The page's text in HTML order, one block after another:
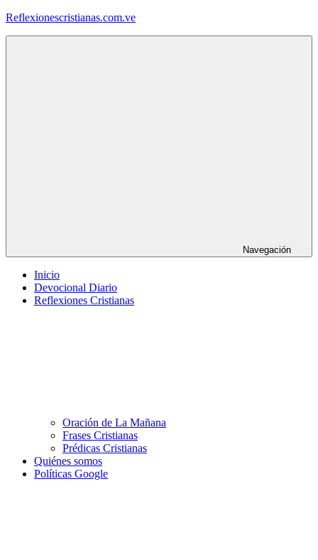
Saltar
Reflexionescristianas.com.ve
Navegación
Inicio
Devocional Diario
Reflexiones Cristianas
Oración de La Mañana
Frases Cristianas
Prédicas Cristianas
Quiénes somos
Políticas Google